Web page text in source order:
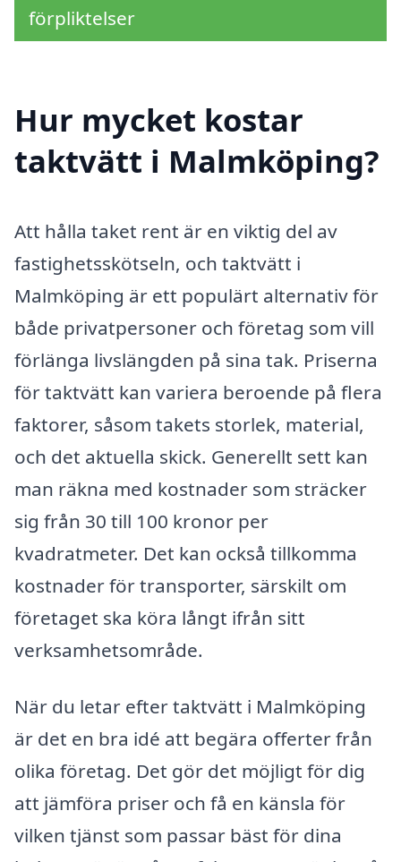
förpliktelser
Hur mycket kostar
taktvätt i Malmköping?
Att hålla taket rent är en viktig del av
fastighetsskötseln, och taktvätt i
Malmköping är ett populärt alternativ för
både privatpersoner och företag som vill
förlänga livslängden på sina tak. Priserna
för taktvätt kan variera beroende på flera
faktorer, såsom takets storlek, material,
och det aktuella skick. Generellt sett kan
man räkna med kostnader som sträcker
sig från 30 till 100 kronor per
kvadratmeter. Det kan också tillkomma
kostnader för transporter, särskilt om
företaget ska köra långt ifrån sitt
verksamhetsområde.
När du letar efter taktvätt i Malmköping
är det en bra idé att begära offerter från
olika företag. Det gör det möjligt för dig
att jämföra priser och få en känsla för
vilken tjänst som passar bäst för dina